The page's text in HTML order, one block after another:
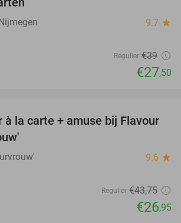
9.7 star
Regulier €39
€27,50
38%
à la carte + amuse bij Flavour
9.6 star
Regulier €43,75
€26,95